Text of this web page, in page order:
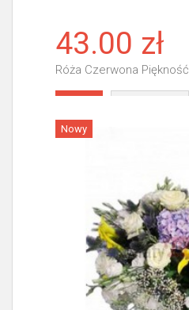
43.00 zł
Róża Czerwona Piękność
Nowy